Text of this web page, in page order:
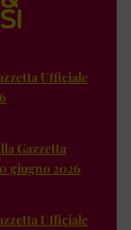
Ufficiale
Gazzetta
giugno 2026
Ufficiale